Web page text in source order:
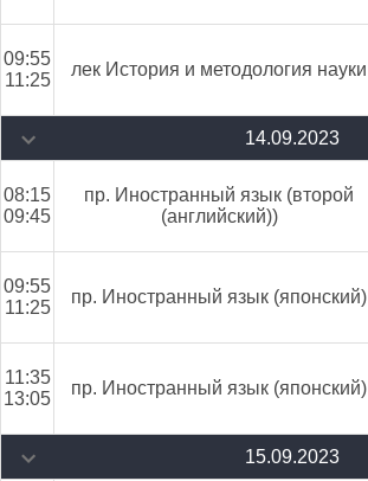
09:55
11:25
лек История и методология науки
14.09.2023
08:15
09:45
пр. Иностранный язык (второй
(английский))
09:55
11:25
пр. Иностранный язык (японский)
11:35
13:05
пр. Иностранный язык (японский)
15.09.2023